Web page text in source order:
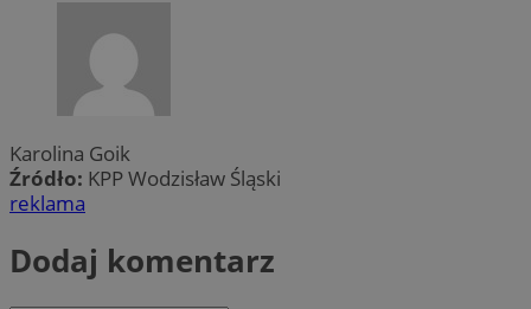
Karolina Goik
Źródło: KPP Wodzisław Śląski
reklama
Dodaj komentarz